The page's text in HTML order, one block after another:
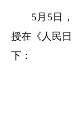
5月 5 日
授在《人民
下：